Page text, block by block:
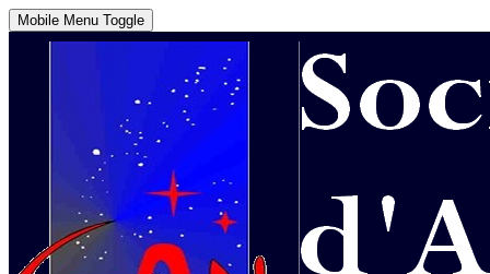
Mobile Menu Toggle